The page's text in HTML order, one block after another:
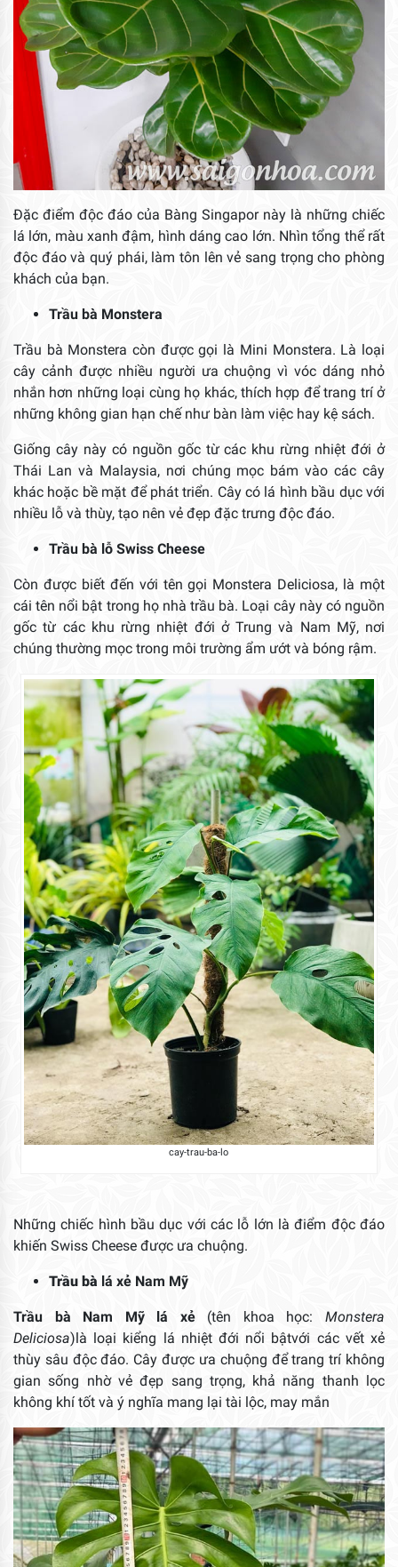
Đặc điểm độc đáo của Bàng Singapor này là những chiếc
lá lớn, màu xanh đậm, hình dáng cao lớn. Nhìn tổng thể rất
độc đáo và quý phái, làm tôn lên vẻ sang trọng cho phòng
khách của bạn.
Trầu bà Monstera
Trầu bà Monstera còn được gọi là Mini Monstera. Là loại
cây cảnh được nhiều người ưa chuộng vì vóc dáng nhỏ
nhắn hơn những loại cùng họ khác, thích hợp để trang trí ở
những không gian hạn chế như bàn làm việc hay kệ sách.
Giống cây này có nguồn gốc từ các khu rừng nhiệt đới ở
Thái Lan và Malaysia, nơi chúng mọc bám vào các cây
khác hoặc bề mặt để phát triển. Cây có lá hình bầu dục với
nhiều lỗ và thùy, tạo nên vẻ đẹp đặc trưng độc đáo.
Trầu bà lỗ Swiss Cheese
Còn được biết đến với tên gọi Monstera Deliciosa, là một
cái tên nổi bật trong họ nhà trầu bà. Loại cây này có nguồn
gốc từ các khu rừng nhiệt đới ở Trung và Nam Mỹ, nơi
chúng thường mọc trong môi trường ẩm ướt và bóng rậm.
cay-trau-ba-lo
Những chiếc hình bầu dục với các lỗ lớn là điểm độc đáo
khiến Swiss Cheese được ưa chuộng.
Trầu bà lá xẻ Nam Mỹ
Trầu bà Nam Mỹ lá xẻ(tên khoa học:Monstera
Deliciosa)là loại kiểng lá nhiệt đới nổi bậtvới các vết xẻ
thùy sâu độc đáo. Cây được ưa chuộng để trang trí không
gian sống nhờ vẻ đẹp sang trọng, khả năng thanh lọc
không khí tốt và ý nghĩa mang lại tài lộc, may mắn